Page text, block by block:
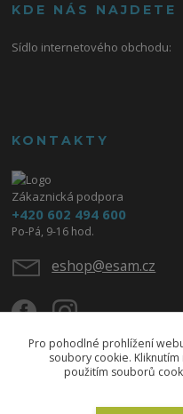
KDE NÁS NAJDETE
Sídlo internetového obchodu:
KONTAKTY
Zákaznická podpora
+420 602 494 600
Po-Pá, 9-16 hod.
eshop@esam.cz
Pro pohodlné prohlížení
soubory cookie.
použitím souborů